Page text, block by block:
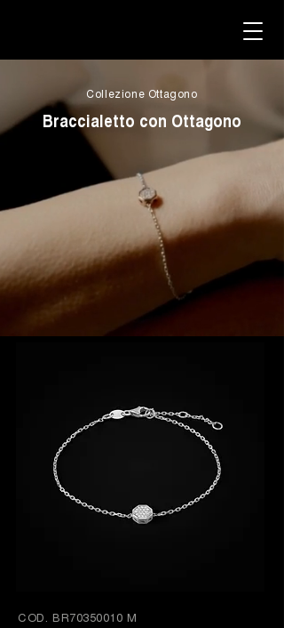
Collezione Ottagono
Braccialetto con Ottagono
COD. BR70350010 M